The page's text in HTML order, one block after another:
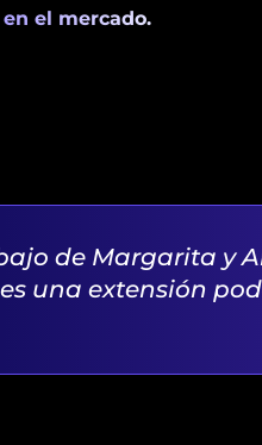
el mercado.
de Margarita y
una extensión